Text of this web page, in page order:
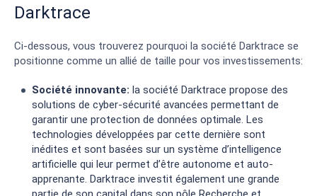
Darktrace
Ci-dessous, vous trouverez pourquoi la société Darktrace se
positionne comme un allié de taille pour vos investissements:
Société innovante: la société Darktrace propose des
solutions de cyber-sécurité avancées permettant de
garantir une protection de données optimale. Les
technologies développées par cette dernière sont
inédites et sont basées sur un système d’intelligence
artificielle qui leur permet d’être autonome et auto-
apprenante. Darktrace investit également une grande